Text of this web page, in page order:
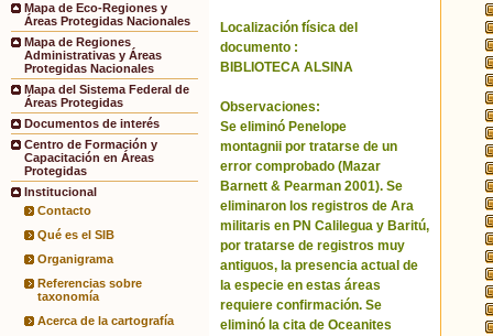
Mapa de Eco-Regiones y
Áreas Protegidas Nacionales
Mapa de Regiones
Administrativas y Áreas
Protegidas Nacionales
Mapa del Sistema Federal de
Áreas Protegidas
Documentos de interés
Centro de Formación y
Capacitación en Áreas
Protegidas
Institucional
Contacto
Qué es el SIB
Organigrama
Referencias sobre
taxonomía
Acerca de la cartografía
Localización física del
documento :
BIBLIOTECA ALSINA
Observaciones:
Se eliminó Penelope
montagnii por tratarse de un
error comprobado (Mazar
Barnett & Pearman 2001). Se
eliminaron los registros de Ara
militaris en PN Calilegua y Baritú,
por tratarse de registros muy
antiguos, la presencia actual de
la especie en estas áreas
requiere confirmación. Se
eliminó la cita de Oceanites